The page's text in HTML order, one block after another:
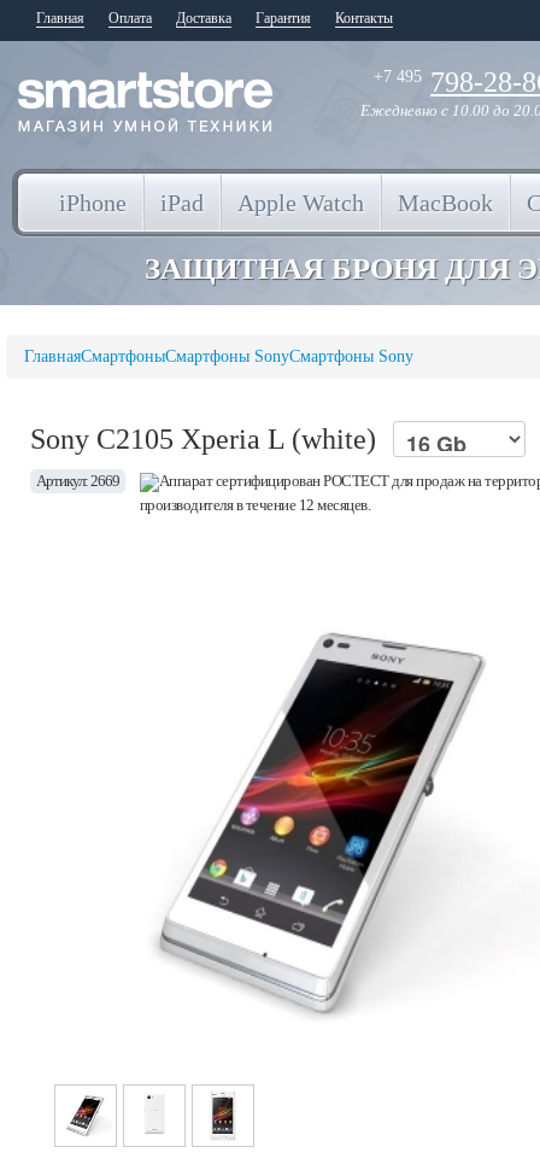
Главная Оплата Доставка Гарантия Контакты
+7 495 798-28-
Ежедневно с 10.00 до
iPhone iPad Apple Watch MacBook
ЗАЩИТНАЯ БРОНЯ ДЛЯ
ГлавнаяСмартфоныСмартфоны SonyСмартфоны Sony
Sony C2105 Xperia L (white)
Артикул: 2669
Аппарат сертифицирован РОСТЕСТ для продаж на
производителя в течение 12 месяцев.